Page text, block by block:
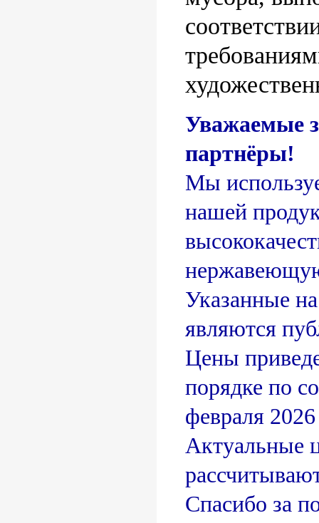
Уважаемые
партнёры!
Мы
нашей
Указанные
являются
Цены
порядке по
февраля 2026
Актуальные
Спасибо за